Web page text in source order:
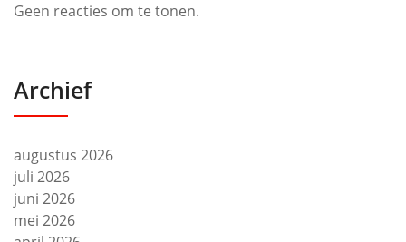
Geen reacties om te tonen.
Archief
augustus 2026
juli 2026
juni 2026
mei 2026